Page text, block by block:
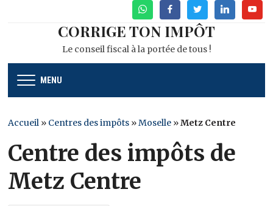
WhatsAppFacebookTwitterLinkedin
CORRIGE TON IMPÔT
Le conseil fiscal à la portée de tous !
MENU
Accueil » Centres des impôts »Moselle »Metz Centre
Centre des impôts de
Metz Centre